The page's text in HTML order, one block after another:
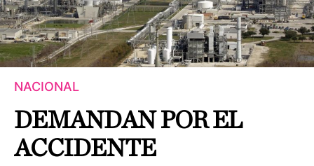
NACIONAL
DEMANDAN POR EL
ACCIDENTE